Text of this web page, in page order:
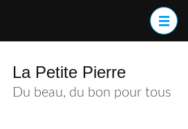
La Petite Pierre
Du beau, du bon pour tous